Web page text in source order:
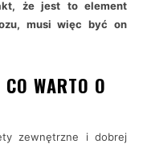
że jest to element
musi więc być on
WARTO O
zewnętrzne i dobrej